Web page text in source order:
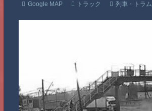
Google MAP トラック 列車・トラム